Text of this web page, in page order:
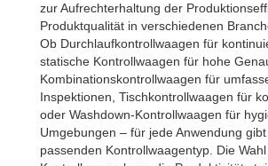
zur Aufrechterhaltung der
Produktqualität in verschiedenen
Ob Durchlaufkontrollwaagen für
statische Kontrollwaagen für hohe
Kombinationskontrollwaagen für
Inspektionen, Tischkontrollwaagen für
oder Washdown-Kontrollwaagen für
Umgebungen – für jede Anwendung
passenden Kontrollwaagentyp. Die